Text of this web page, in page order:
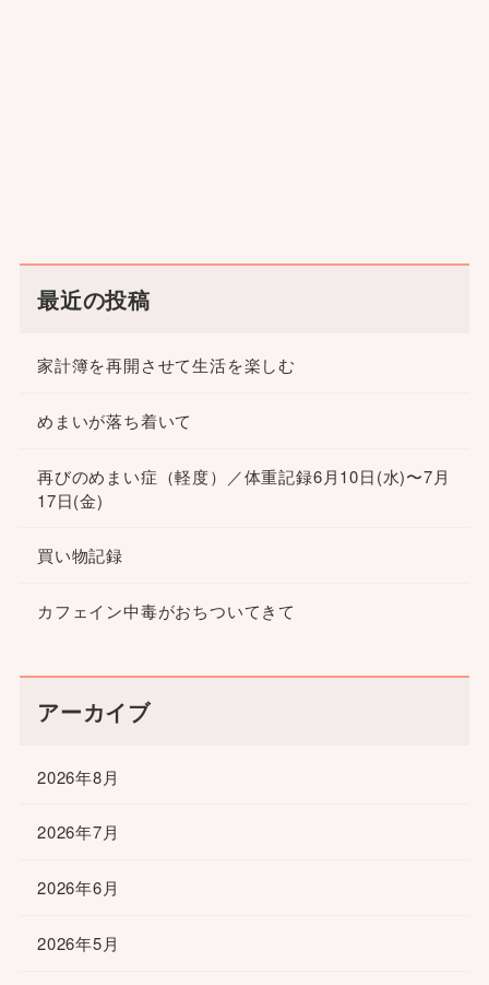
最近の投稿
家計簿を再開させて生活を楽しむ
めまいが落ち着いて
再びのめまい症（軽度）／体重記録6月10日(水)〜7月
17日(金)
買い物記録
カフェイン中毒がおちついてきて
アーカイブ
2026年8月
2026年7月
2026年6月
2026年5月